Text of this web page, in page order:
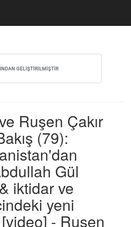
Ruşen Çakır
(79):
Gül
iktidar ve
yeni
- Ruşen